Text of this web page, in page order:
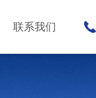
联系我们